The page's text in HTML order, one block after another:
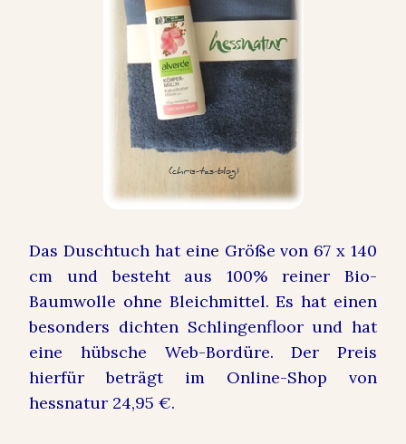
Das Duschtuch hat eine Größe von 67 x 140
cm und besteht aus 100% reiner Bio-
Baumwolle ohne Bleichmittel. Es hat einen
besonders dichten Schlingenfloor und hat
eine hübsche Web-Bordüre. Der Preis
hierfür beträgt im Online-Shop von
hessnatur 24,95 €.